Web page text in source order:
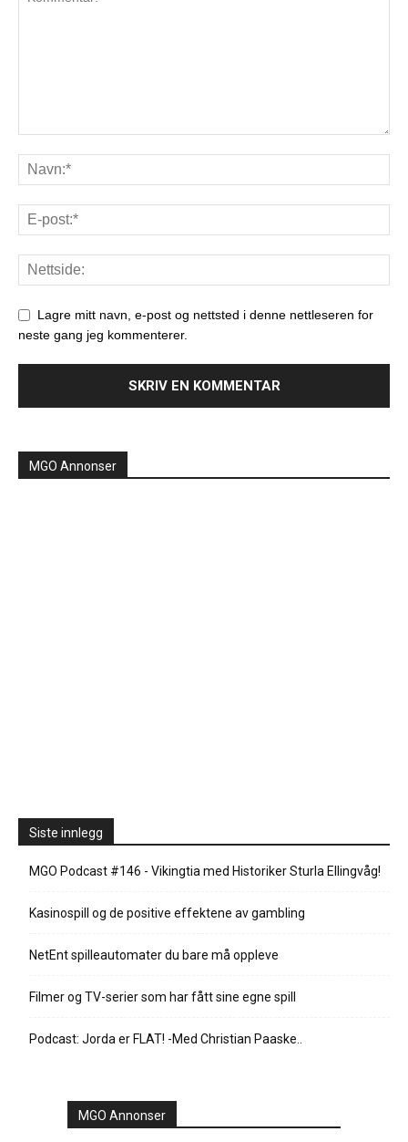
Lagre mitt navn, e-post og nettsted i denne nettleseren for
neste gang jeg kommenterer.
MGO Annonser
Siste innlegg
MGO Podcast #146 - Vikingtia med Historiker Sturla Ellingvåg!
Kasinospill og de positive effektene av gambling
NetEnt spilleautomater du bare må oppleve
Filmer og TV-serier som har fått sine egne spill
Podcast: Jorda er FLAT! -Med Christian Paaske..
MGO Annonser